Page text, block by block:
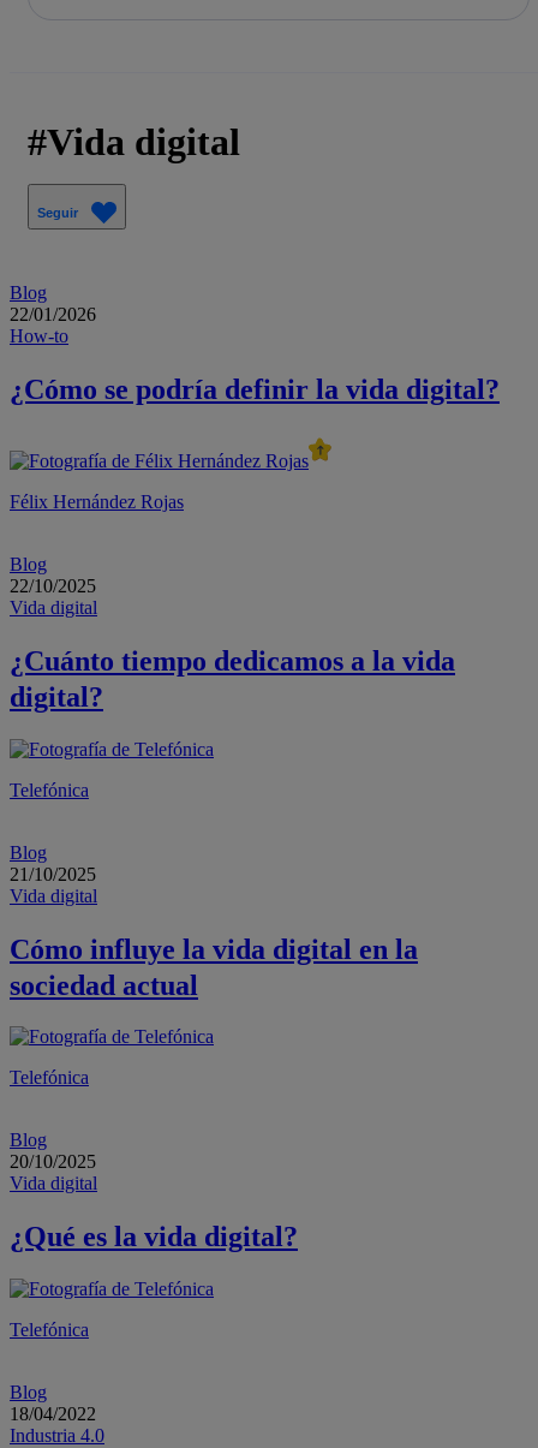
Vida digital
Seguir
Blog
22/01/2026
How-to
¿Cómo se podría definir la vida digital?
Félix Hernández Rojas
Blog
22/10/2025
Vida digital
¿Cuánto tiempo dedicamos a la vida
digital?
Telefónica
Blog
21/10/2025
Vida digital
Cómo influye la vida digital en la
sociedad actual
Telefónica
Blog
20/10/2025
Vida digital
¿Qué es la vida digital?
Telefónica
Blog
18/04/2022
Industria 4.0